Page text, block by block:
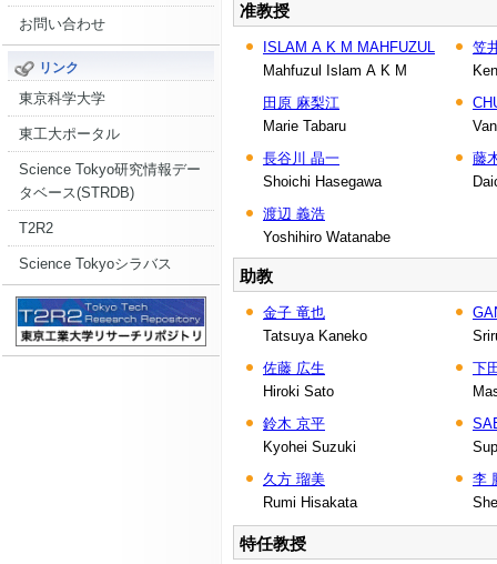
お問い合わせ
リンク
東京科学大学
東工大ポータル
Science Tokyo研究情報デー
タベース(STRDB)
T2R2
Science Tokyoシラバス
准教授
ISLAM A K M MAHFUZUL
Mahfuzul Islam A K M
笠
田原 麻梨江
Marie Tabaru
長谷川 晶一
Shoichi Hasegawa
藤
渡辺 義浩
Yoshihiro Watanabe
助教
金子 竜也
Tatsuya Kaneko
佐藤 広生
Hiroki Sato
下
鈴木 京平
Kyohei Suzuki
久方 瑠美
Rumi Hisakata
李
特任教授